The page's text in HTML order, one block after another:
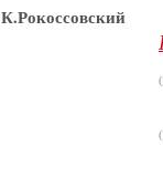
К.Рокоссовский